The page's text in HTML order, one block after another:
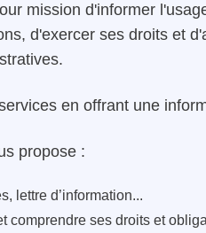
mission d'informer
d'exercer ses droits et
en offrant une
propose :
lettre d’information...
comprendre ses droits et